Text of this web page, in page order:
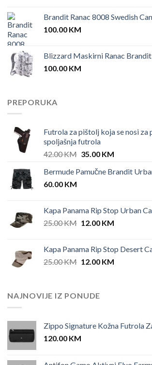
Brandit Ranac 8008 Swedish
100.00 KM
Blizzard Maskirni Ranac
100.00 KM
PREPORUKA
Futrola za pištolj koja se nosi za
spoljašnja futrola
42.00KM Original
was:
35.00 KMCurrent
is:
Bermude Pamučne Brandit
60.00 KM
Kapa Panama Rip Stop Urban
25.00KM Original
25.00 KM.
12.00 KMCurrent
12.00 KM.
Kapa Panama Rip Stop Desert
25.00KM Original
25.00 KM.
12.00 KMCurrent
NAJNOVIJE IZ PONUDE
Zippo Signature Kožna Futrola
120.00 KM